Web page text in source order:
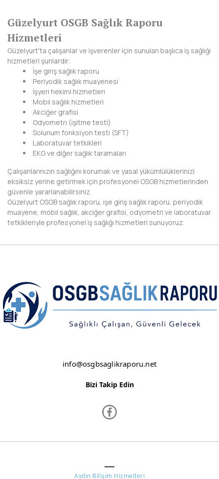
KIRIKKALE
KIRKLARELİ
KIRŞEHİR
KOCAELİ
KONYA
KÜTAHYA
MALATYA
MANİSA
MARDİN
MERSİN
NİĞDE
ORDU
SİNOP
Güzelyurt OSGB Sağlık Raporu
Hizmetleri
Güzelyurt'ta çalışanlar ve işverenler için sunulan başlıca iş sağlığı
hizmetleri şunlardır:
İşe giriş sağlık raporu
Periyodik sağlık muayenesi
İşyeri hekimi hizmetleri
Mobil sağlık hizmetleri
Akciğer grafisi
Odyometri (işitme testi)
Solunum fonksiyon testi (SFT)
Laboratuvar tetkikleri
EKG ve diğer sağlık taramaları
Çalışanlarınızın sağlığını korumak ve yasal yükümlülüklerinizi
eksiksiz yerine getirmek için profesyonel OSGB hizmetlerinden
güvenle yararlanabilirsiniz.
Güzelyurt OSGB sağlık raporu, işe giriş sağlık raporu, periyodik
muayene, mobil sağlık, akciğer grafisi, odyometri ve laboratuvar
tetkikleriyle profesyonel iş sağlığı hizmetleri sunuyoruz.
info@osgbsaglikraporu.net
Bizi Takip Edin
Aydın Bilişim Hizmetleri